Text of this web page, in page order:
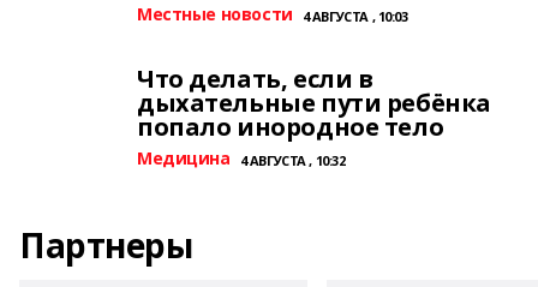
Местные новости 4 АВГУСТА , 10:03
Что делать, если в
дыхательные пути ребёнка
попало инородное тело
Медицина 4 АВГУСТА , 10:32
Партнеры